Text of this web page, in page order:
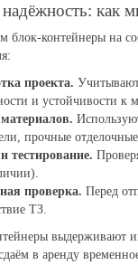
как
контейнеры на
проекта.
и устойчивости к
прочные
тестирование.
проверка. Перед
ТЗ.
выдерживают
в аренду